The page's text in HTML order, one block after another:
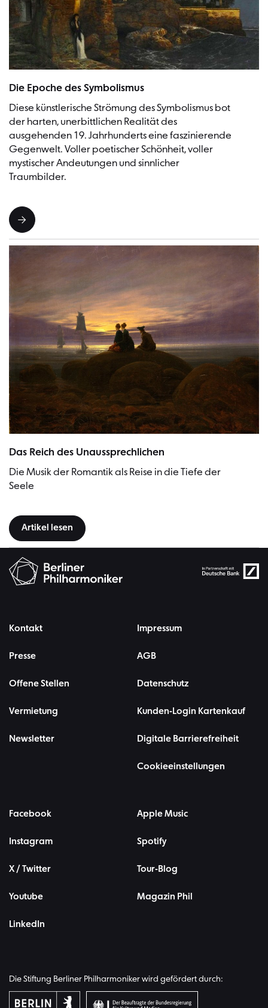
Die Epoche des Symbolismus
Diese künstlerische Strömung des Symbolismus bot
der harten, unerbittlichen Realität des
ausgehenden 19. Jahrhunderts eine faszinierende
Gegenwelt. Voller poetischer Schönheit, voller
mystischer Andeutungen und sinnlicher
Traumbilder.
Das Reich des Unaussprechlichen
Die Musik der Romantik als Reise in die Tiefe der
Seele
Artikel lesen
Kontakt
Presse
Offene Stellen
Vermietung
Newsletter
Impressum
AGB
Datenschutz
Kunden-Login Kartenkauf
Digitale Barrierefreiheit
Cookieeinstellungen
Facebook
Instagram
X / Twitter
Youtube
LinkedIn
Apple Music
Spotify
Tour-Blog
Magazin Phil
Die Stiftung Berliner Philharmoniker wird gefördert durch: